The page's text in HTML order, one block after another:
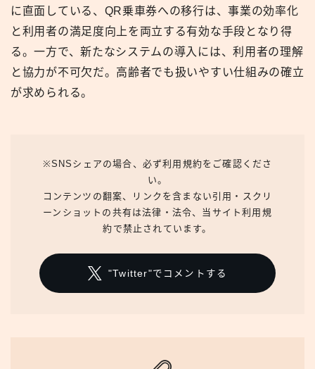
に直面している、QR乗車券への移行は、事業の効率化
と利用者の満足度向上を両立する有効な手段となり得
る。一方で、新たなシステムの導入には、利用者の理解
と協力が不可欠だ。高齢者でも扱いやすい仕組みの確立
が求められる。
※SNSシェアの場合、必ず利用規約をご確認くださ
い。
コンテンツの翻案、リンクを含まない引用・スクリ
ーンショットの共有は法律・法令、当サイト利用規
約で禁止されています。
"Twitter"でコメントする